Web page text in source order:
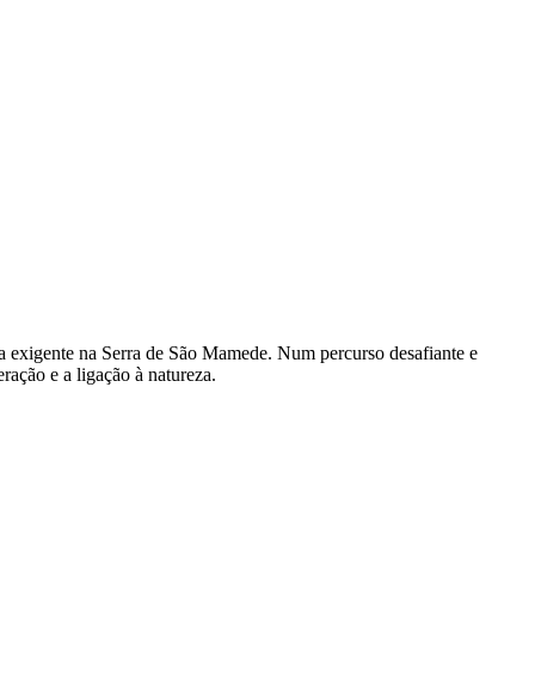
na Serra de São Mamede. Num percurso desafiante e
e a ligação à natureza.